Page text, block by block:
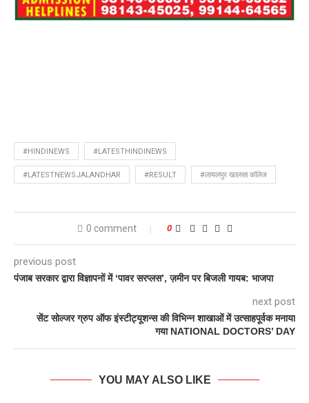
#HINDINEWS #LATESTHINDINEWS
#LATESTNEWSJALANDHAR #RESULT #लायलपुर खालसा कॉलेज
0 comment 0
previous post
पंजाब सरकार द्वारा विज्ञापनों में ‘पावर सरप्लस’, ज़मीन पर बिजली गायब: भाजपा
next post
सेंट सोल्जर ग्रुप ऑफ इंस्टीट्यूशन्स की विभिन्न शाखाओं में उत्साहपूर्वक मनाया
गया NATIONAL DOCTORS’ DAY
YOU MAY ALSO LIKE